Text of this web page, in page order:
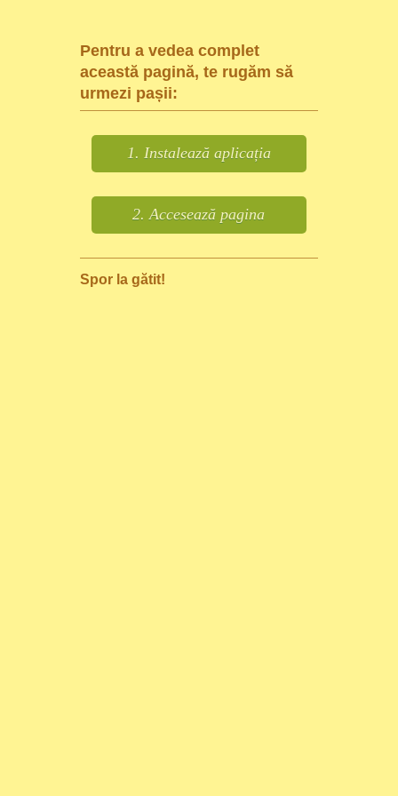
Pentru a vedea complet
această pagină, te rugăm să
urmezi pașii:
1. Instalează aplicația
2. Accesează pagina
Spor la gătit!